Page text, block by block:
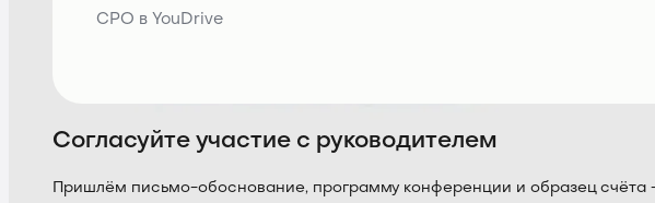
CPO в YouDrive
Согласуйте участие с руководителем
Пришлём письмо-обоснование, программу конференции и образец счёта